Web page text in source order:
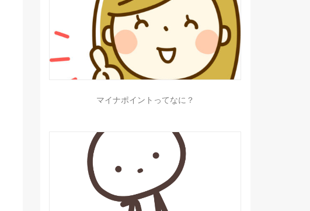
マイナポイントってなに？